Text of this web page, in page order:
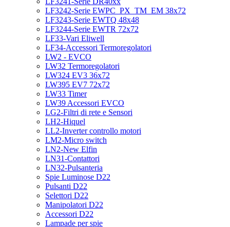
LF3242-Serie EWPC_PX_TM_EM 38x72
LF3243-Serie EWTQ 48x48
LF3244-Serie EWTR 72x72
LF33-Vari Eliwell
LF34-Accessori Termoregolatori
LW2 - EVCO
LW32 Termoregolatori
LW324 EV3 36x72
LW395 EV7 72x72
LW33 Timer
LW39 Accessori EVCO
LG2-Filtri di rete e Sensori
LH2-Hiquel
LL2-Inverter controllo motori
LM2-Micro switch
LN2-New Elfin
LN31-Contattori
LN32-Pulsanteria
Spie Luminose D22
Pulsanti D22
Selettori D22
Manipolatori D22
Accessori D22
Lampade per spie